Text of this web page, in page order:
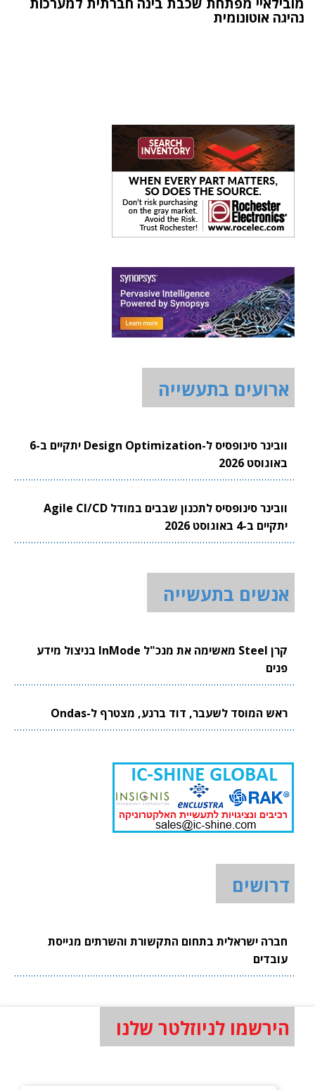
נהיגה אוטונומית
ארועים בתעשייה
וובינר סינופסיס ל-Design Optimization יתקיים ב-6
באוגוסט 2026
וובינר סינופסיס לתכנון שבבים במודל Agile CI/CD
יתקיים ב-4 באוגוסט 2026
אנשים בתעשייה
קרן Steel מאשימה את מנכ"ל InMode בניצול מידע
פנים
ראש המוסד לשעבר, דוד ברנע, מצטרף ל-Ondas
דרושים
חברה ישראלית בתחום התקשורת והשרתים מגייסת
עובדים
הירשמו לניוזלטר שלנו